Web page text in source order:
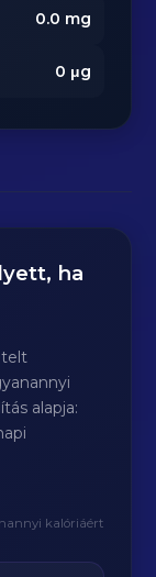
0.0 mg
0 μg
ha
alapja:
kalóriáért